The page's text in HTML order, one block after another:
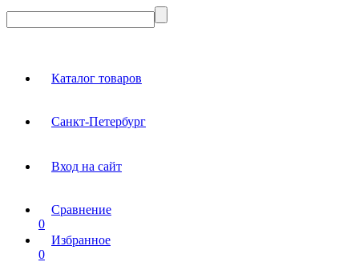
Каталог товаров
Санкт-Петербург
Вход на сайт
Сравнение
0
Избранное
0